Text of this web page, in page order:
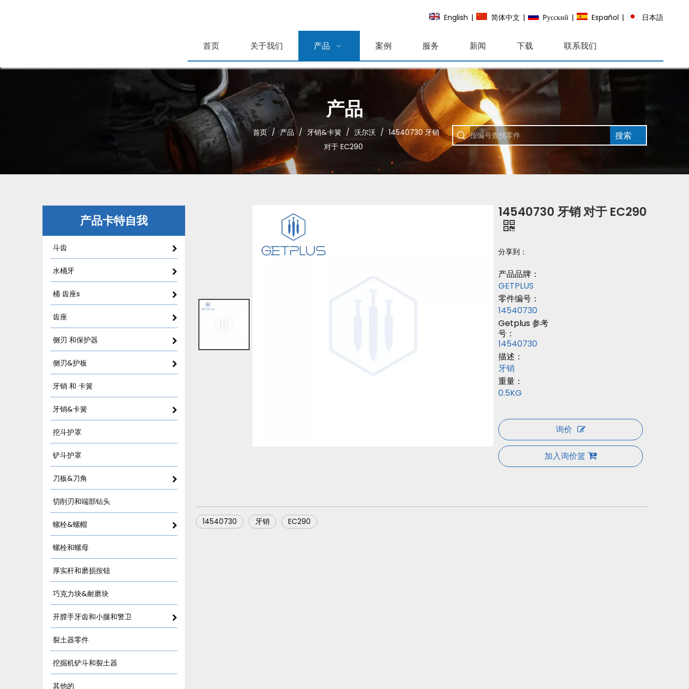
English | 简体中文 | Pусский | Español | 日本語
首页 关于我们 产品 案例 服务 新闻 下载 联系我们
产品
首页 / 产品 / 牙销&卡簧 / 沃尔沃 / 14540730 牙销
对于 EC290
搜索
产品卡特自我
斗齿
水桶牙
桶 齿座s
齿座
侧刃 和保护器
侧刃&护板
牙销 和 卡簧
牙销&卡簧
挖斗护罩
铲斗护罩
刀板&刀角
切削刃和端部钻头
螺栓&螺帽
螺栓和螺母
厚实杆和磨损按钮
巧克力块&耐磨块
开膛手牙齿和小腿和警卫
裂土器零件
挖掘机铲斗和裂土器
其他的
14540730 牙销 对于 EC290
分享到：
产品品牌：
GETPLUS
零件编号：
14540730
Getplus 参考
号：
14540730
描述：
牙销
重量：
0.5KG
询价
加入询价篮
14540730 牙销 EC290